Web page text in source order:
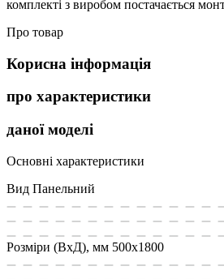
комплекті з виробом постачається
Про товар
Корисна інформація
про характеристики
даної моделі
Основні характеристики
Вид Панельний
Розміри (ВxД), мм 500x1800